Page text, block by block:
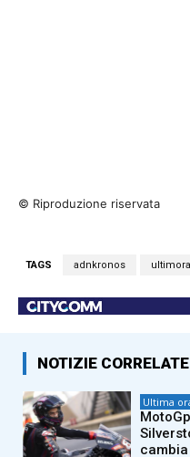
© Riproduzione riservata
TAGS adnkronos ultimora
NOTIZIE CORRELATE
Ultima